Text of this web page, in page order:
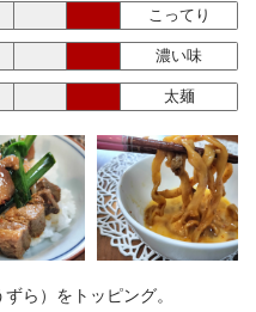
こってり
濃い味
太麺
ら）をトッピング。